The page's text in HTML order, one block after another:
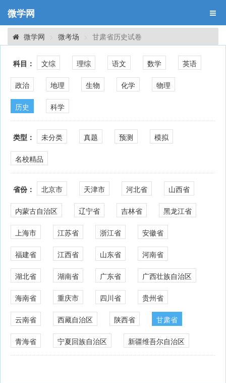
微学网
微学网 微考场 甘肃省历史试卷
科目： 文综 理综 语文 数学 英语
政治 地理 生物 化学 物理
历史 科学
类型： 未分类 真题 预测 模拟
名校精品
省份： 北京市 天津市 河北省 山西省
内蒙古自治区 辽宁省 吉林省 黑龙江省
上海市 江苏省 浙江省 安徽省
福建省 江西省 山东省 河南省
湖北省 湖南省 广东省 广西壮族自治区
海南省 重庆市 四川省 贵州省
云南省 西藏自治区 陕西省 甘肃省
青海省 宁夏回族自治区 新疆维吾尔自治区